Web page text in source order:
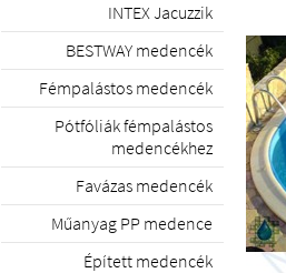
INTEX Jacuzzik
BESTWAY medencék
Fémpalástos medencék
Pótfóliák fémpalástos
medencékhez
Favázas medencék
Műanyag PP medence
Épített medencék